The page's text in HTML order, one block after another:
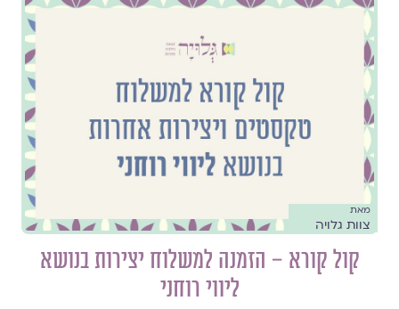
מאת
צוות גלויה
קול קורא – הזמנה למשלוח יצירות בנושא
ליווי רוחני